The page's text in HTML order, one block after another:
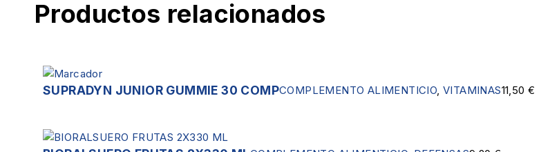
Productos relacionados
SUPRADYN JUNIOR GUMMIE 30 COMPCOMPLEMENTO ALIMENTICIO,VITAMINAS11,50€